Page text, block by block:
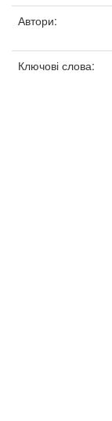
Автори:
Ключові слова: